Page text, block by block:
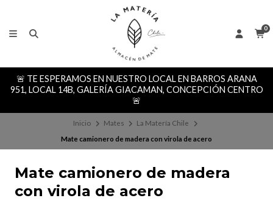
0
🚨 TE ESPERAMOS EN NUESTRO LOCAL EN BARROS ARANA
951, LOCAL 14B, GALERÍA GIACAMAN, CONCEPCIÓN CENTRO
🚨
Inicio Mates
La Matería Chile
Mate camionero de madera con virola de acero
Mate camionero de madera
con virola de acero